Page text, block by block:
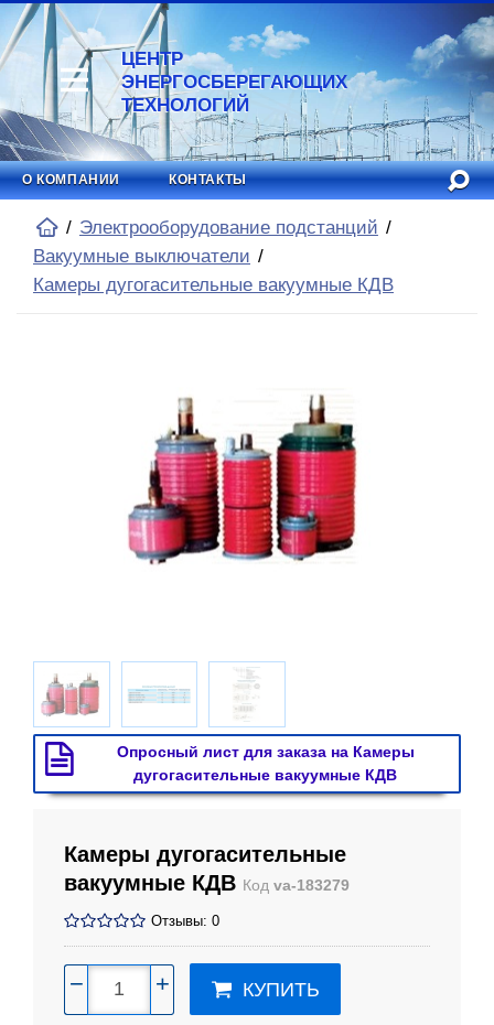
ЦЕНТР
ЭНЕРГОСБЕРЕГАЮЩИХ
ТЕХНОЛОГИЙ
О КОМПАНИИ КОНТАКТЫ
Электрооборудование подстанций
Вакуумные выключатели
Камеры дугогасительные вакуумные КДВ
Опросный лист для заказа на Камеры
дугогасительные вакуумные КДВ
Камеры дугогасительные
вакуумные КДВ Код va-183279
Отзывы: 0
− + КУПИТЬ